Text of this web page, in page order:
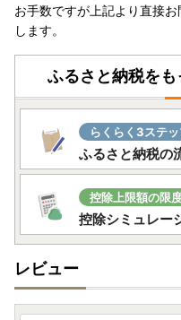
■お申込みについて
・申込み後の変更・キャ
きません
・寄付者様及び送付先様
礼品の再送は致しません。
あらかじめご了承くださ
長期不在のご予定やご住
営窓口までご連絡いただ
※出荷準備後のお礼品の
社に直接ご連絡いただき
【ワンストップ特例申請
お手数ですが上記より直接
します。
ふるさと納税を
らくらく3ステ
ふるさと納税の
控除上限額の限
控除シミュレー
レビュー